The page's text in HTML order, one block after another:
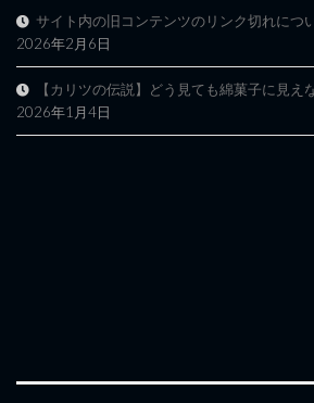
サイト内の旧コンテンツのリンク切れにつ
2026年2月6日
【カリツの伝説】どう見ても綿菓子に見え
2026年1月4日